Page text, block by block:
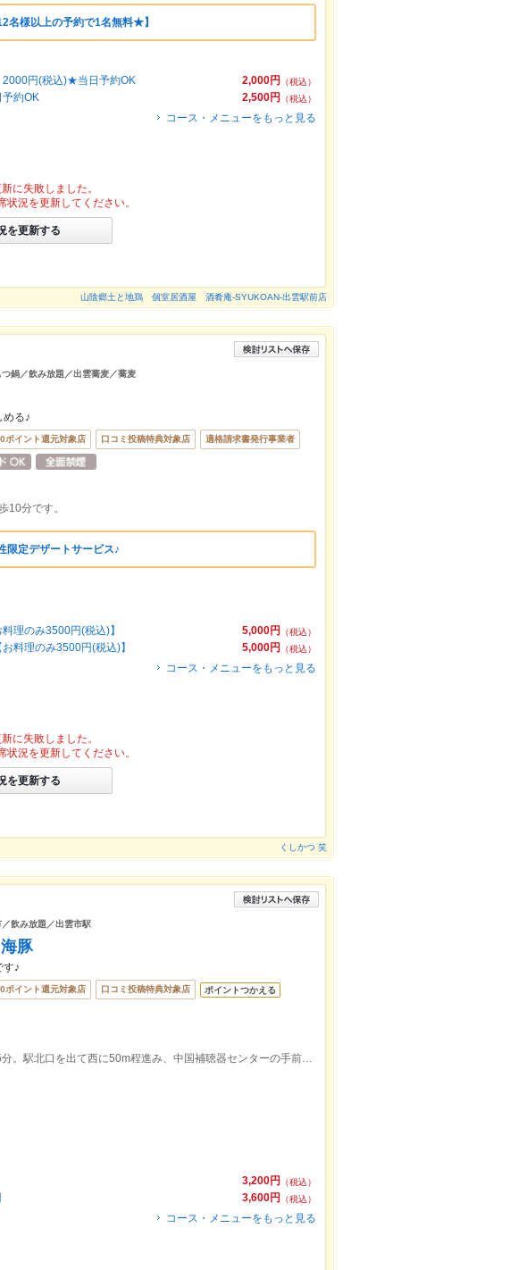
12名様以上の予約で1名無料★】
2,000円
（税込）
2000円(税込)★当日予約OK
2,500円
（税込）
約OK
コース・メニューをもっと見る
に失敗しました。
況を更新してください。
を更新する
山陰郷土と地鶏 個室居酒屋 酒肴庵-SYUKOAN-出雲駅前店
鍋／飲み放題／出雲蕎麦／蕎麦
める♪
ポイント還元対象店 口コミ投稿特典対象店 適格請求書発行事業者
10分です。
限定デザートサービス♪
5,000円
（税込）
理のみ3500円(税込)】
5,000円
（税込）
料理のみ3500円(税込)】
コース・メニューをもっと見る
に失敗しました。
況を更新してください。
を更新する
くしかつ 笑
飲み放題／出雲市駅
豚
す♪
ポイント還元対象店 口コミ投稿特典対象店 ポイントつかえる
出雲市駅より徒歩5分。駅北口を出て西に50m程進み、中国補聴器センターの手前を右折してすぐの左手です。
3,200円
（税込）
3,600円
（税込）
コース・メニューをもっと見る